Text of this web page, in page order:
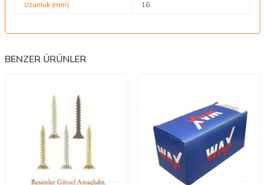
Uzunluk (mm) 16
BENZER ÜRÜNLER